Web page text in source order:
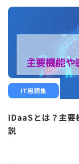
IT用語集
IDaaSとは？主要
説